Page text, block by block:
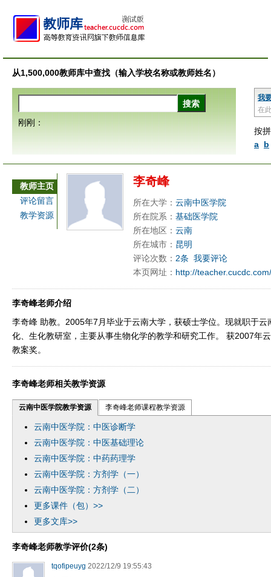
从1,500,000教师库中查找（输入学校名称或教师姓名）
我
在
按
a b
刚刚：
教师主页
评论留言
教学资源
李奇峰
所在大学： 云南中医学院
所在院系： 基础医学院
所在地区： 云南
所在城市： 昆明
评论次数： 2条 我要评论
本页网址： http://
李奇峰老师介绍
李奇峰 助教。2005年7月毕业于云南大学，获硕士学位。现就职于云
化、生化教研室，主要从事生物化学的教学和研究工作。 获2007年
教案奖。
李奇峰老师相关教学资源
云南中医学院教学资源 李奇峰老师课程教学资源
云南中医学院：中医诊断学
云南中医学院：中医基础理论
云南中医学院：中药药理学
云南中医学院：方剂学（一）
云南中医学院：方剂学（二）
更多课件（包）>>
更多文库>>
李奇峰老师教学评价(2条)
tqofipeuyg 2022/12/9 19:55:43